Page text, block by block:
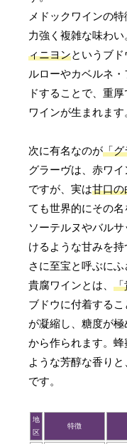
メドックワインの
力強く複雑な味わ
ィニヨンというブ
ルローやカベルネ
ドすることで、重
ワインが生まれます
次に有名なのが「グ
グラーヴは、赤ワ
ですが、実は甘口の
ても世界的にその名
ソーテルヌやバル
けるような甘みを
さに至宝と呼ぶにふ
貴腐ワインとは、「
ブドウに付着する
が凝縮し、糖度が
から作られます。
ような芳醇な香り
です。
地
区
特徴